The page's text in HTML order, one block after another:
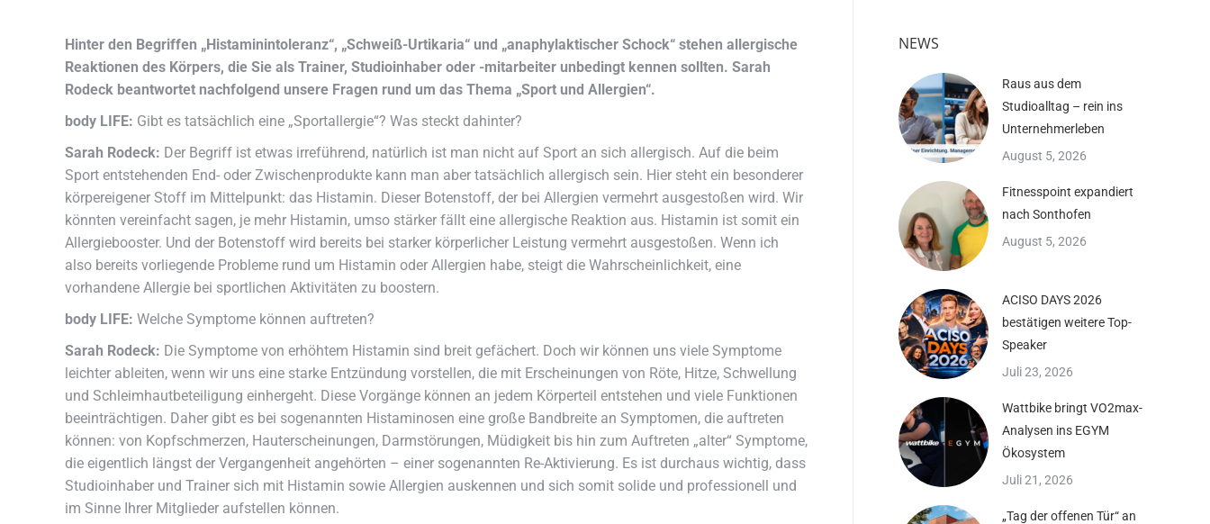
Hinter den Begriffen „Histaminintoleranz“, „Schweiß-Urtikaria“ und „anaphylaktischer Schock“ stehen allergische
Reaktionen des Körpers, die Sie als Trainer, Studioinhaber oder -mitarbeiter unbedingt kennen sollten. Sarah
Rodeck beantwortet nachfolgend unsere Fragen rund um das Thema „Sport und Allergien“.
body LIFE: Gibt es tatsächlich eine „Sportallergie“? Was steckt dahinter?
Sarah Rodeck: Der Begriff ist etwas irreführend, natürlich ist man nicht auf Sport an sich allergisch. Auf die beim
Sport entstehenden End- oder Zwischenprodukte kann man aber tatsächlich allergisch sein. Hier steht ein besonderer
körpereigener Stoff im Mittelpunkt: das Histamin. Dieser Botenstoff, der bei Allergien vermehrt ausgestoßen wird. Wir
könnten vereinfacht sagen, je mehr Histamin, umso stärker fällt eine allergische Reaktion aus. Histamin ist somit ein
Allergiebooster. Und der Botenstoff wird bereits bei starker körperlicher Leistung vermehrt ausgestoßen. Wenn ich
also bereits vorliegende Probleme rund um Histamin oder Allergien habe, steigt die Wahrscheinlichkeit, eine
vorhandene Allergie bei sportlichen Aktivitäten zu boostern.
body LIFE: Welche Symptome können auftreten?
Sarah Rodeck: Die Symptome von erhöhtem Histamin sind breit gefächert. Doch wir können uns viele Symptome
leichter ableiten, wenn wir uns eine starke Entzündung vorstellen, die mit Erscheinungen von Röte, Hitze, Schwellung
und Schleimhautbeteiligung einhergeht. Diese Vorgänge können an jedem Körperteil entstehen und viele Funktionen
beeinträchtigen. Daher gibt es bei sogenannten Histaminosen eine große Bandbreite an Symptomen, die auftreten
können: von Kopfschmerzen, Hauterscheinungen, Darmstörungen, Müdigkeit bis hin zum Auftreten „alter“ Symptome,
die eigentlich längst der Vergangenheit angehörten – einer sogenannten Re-Aktivierung. Es ist durchaus wichtig, dass
Studioinhaber und Trainer sich mit Histamin sowie Allergien auskennen und sich somit solide und professionell und
im Sinne Ihrer Mitglieder aufstellen können.
NEWS
Raus aus dem
Studioalltag – rein ins
Unternehmerleben
August 5, 2026
Fitnesspoint expandiert
nach Sonthofen
August 5, 2026
ACISO DAYS 2026
bestätigen weitere Top-
Speaker
Juli 23, 2026
Wattbike bringt VO2max-
Analysen ins EGYM
Ökosystem
Juli 21, 2026
„Tag der offenen Tür“ an